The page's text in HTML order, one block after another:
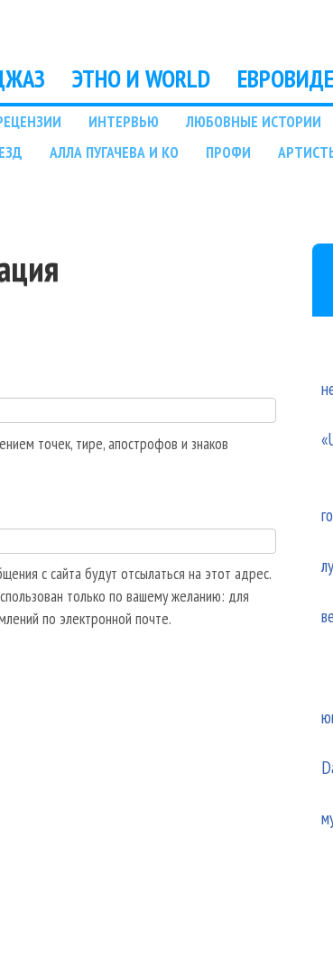
ЭТНО И WORLD
ИНТЕРВЬЮ ЛЮБОВНЫЕ ИСТОРИИ
АЛЛА ПУГАЧЕВА И КО ПРОФИ
точек, тире, апострофов и знаков
с сайта будут отсылаться на этот адрес.
только по вашему желанию: для
по электронной почте.